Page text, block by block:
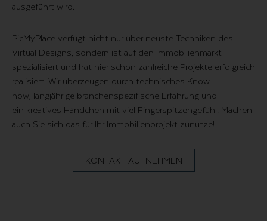
ausgeführt wird.
PicMyPlace verfügt nicht nur über neuste Techniken des
Virtual Designs, sondern ist auf den Immobilienmarkt
spezialisiert und hat hier schon zahlreiche Projekte erfolgreich
realisiert. Wir überzeugen durch technisches Know-
how, langjährige branchenspezifische Erfahrung und
ein kreatives Händchen mit viel Fingerspitzengefühl. Machen
auch Sie sich das für Ihr Immobilienprojekt zunutze!
KONTAKT AUFNEHMEN